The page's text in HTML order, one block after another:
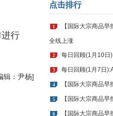
行
辑：尹杨]
点击排行
1 【国际大宗商品
全线上涨
2 每日回顾(1月10日
3 每日回顾(1月7日
4 【国际大宗商品
5 【国际大宗商品
6 【国际大宗商品